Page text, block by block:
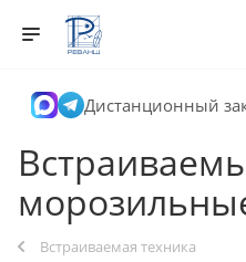
Дистанционный
Встраиваемая техника